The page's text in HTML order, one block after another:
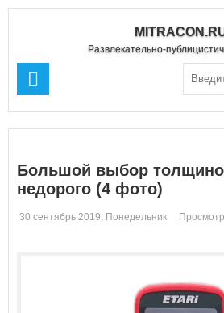
Развлекательно-
Большой выбор
недорого (4 фото)
30 сентябрь 2019, Понедельник